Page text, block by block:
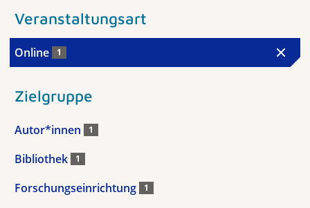
Veranstaltungsart
Online 1
Zielgruppe
Autor*innen 1
Bibliothek 1
Forschungseinrichtung 1